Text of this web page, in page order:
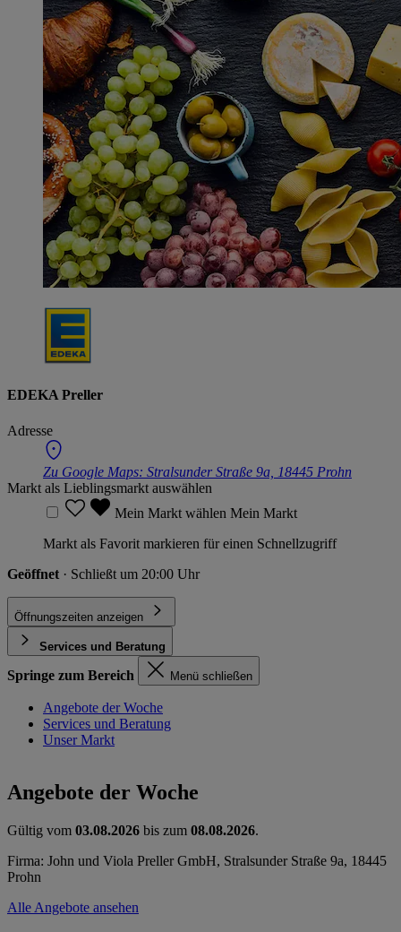
EDEKA Preller
Adresse
Zu Google Maps: Stralsunder Straße 9a, 18445 Prohn
Markt als Lieblingsmarkt auswählen
Mein Markt wählen Mein Markt
Markt als Favorit markieren für einen Schnellzugriff
Geöffnet · Schließt um 20:00 Uhr
Öffnungszeiten anzeigen
Services und Beratung
Springe zum Bereich Menü schließen
Angebote der Woche
Services und Beratung
Unser Markt
Angebote der Woche
Gültig vom 03.08.2026 bis zum 08.08.2026.
Firma: John und Viola Preller GmbH, Stralsunder Straße 9a, 18445
Prohn
Alle Angebote ansehen